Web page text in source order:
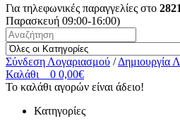
Για τηλεφωνικές παραγγελίες στο
Παρασκευή 09:00-16:00)
Σύνδεση Λογαριασμού / Δημιουργία
Καλάθι
0 0,00€
Το καλάθι αγορών είναι άδειο!
Κατηγορίες